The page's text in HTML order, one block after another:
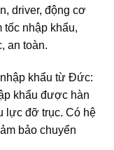
driver, động cơ
tốc nhập khẩu,
an toàn.
khẩu từ Đức:
khẩu được hàn
lực đỡ trục. Có hệ
bảo chuyển